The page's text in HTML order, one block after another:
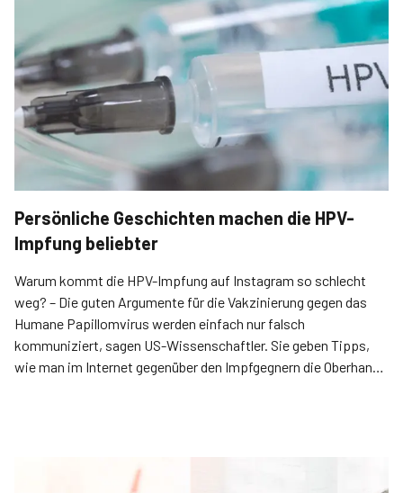
Persönliche Geschichten machen die HPV-
Impfung beliebter
Warum kommt die HPV-Impfung auf Instagram so schlecht
weg? – Die guten Argumente für die Vakzinierung gegen das
Humane Papillomvirus werden einfach nur falsch
kommuniziert, sagen US-Wissenschaftler. Sie geben Tipps,
wie man im Internet gegenüber den Impfgegnern die Oberhand